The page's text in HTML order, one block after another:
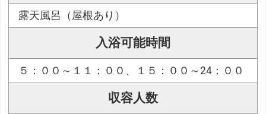
露天風呂（屋根あり）
入浴可能時間
５：００～１１：００、１５：００～24：００
収容人数